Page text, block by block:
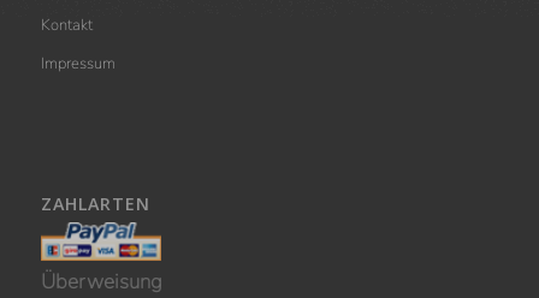
Kontakt
Impressum
ZAHLARTEN
Überweisung